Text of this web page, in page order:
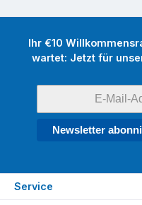
Ihr €10
wartet: Jetzt für
Newsletter
Service